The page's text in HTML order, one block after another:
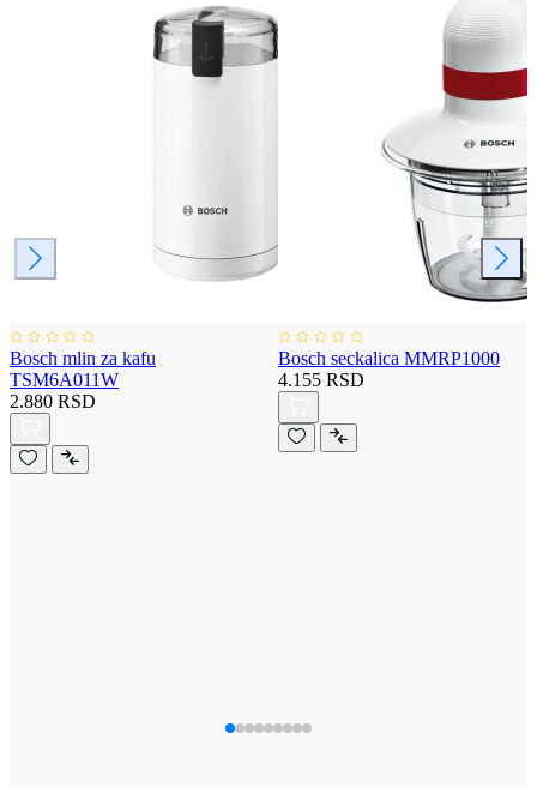
Bosch mlin za kafu
TSM6A011W
2.880 RSD
Bosch seckalica MMRP1000
4.155 RSD